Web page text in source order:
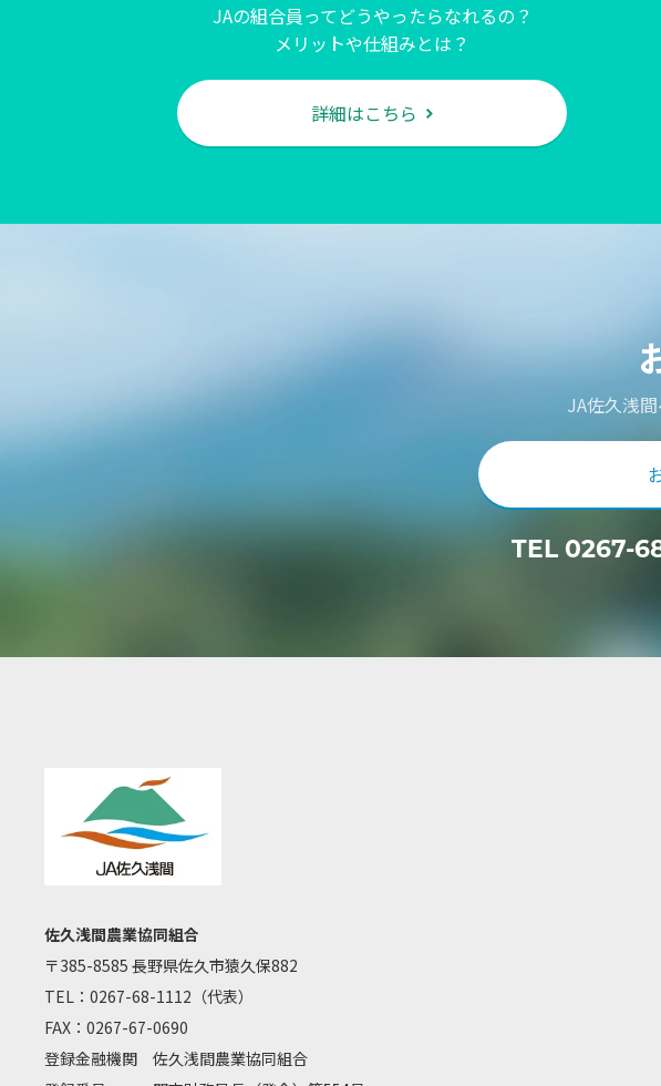
JAの組合員ってどうやったらなれるの？
メリットや仕組みとは？
詳細はこちら
JA佐久浅
TEL 0267-
佐久浅間農業協同組合
〒385-8585 長野県佐久市猿久保882
TEL： 0267-68-1112 （代表）
FAX：0267-67-0690
登録金融機関 佐久浅間農業協同組合